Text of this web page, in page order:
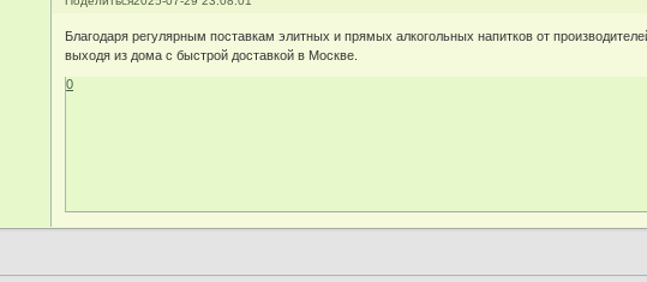
Благодаря регулярным поставкам элитных и прямых алкогольных напитков от
выходя из дома с быстрой доставкой в Москве.
0